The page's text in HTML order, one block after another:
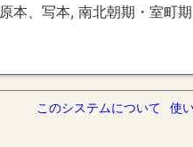
原本、写本, 南北朝期・室町期
このシステムについて 使